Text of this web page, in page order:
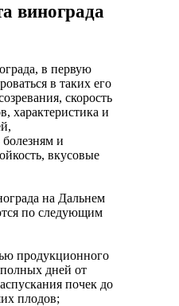
винограда
в первую
в таких его
скорость
характеристика и
и
вкусовые
на Дальнем
по следующим
продукционного
дней от
почек до
плодов;